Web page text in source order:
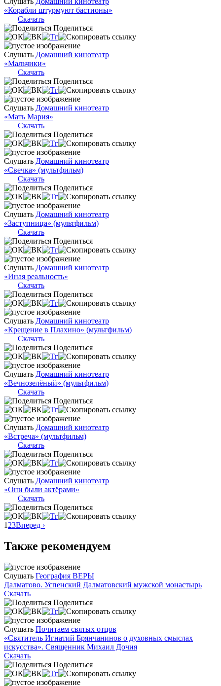
«Корабли штурмуют бастионы»
Скачать
Поделиться
Слушать Домашний кинотеатр
«Мальчики»
Скачать
Поделиться
Слушать Домашний кинотеатр
«Мать Мария»
Скачать
Поделиться
Слушать Домашний кинотеатр
«Свечка» (мультфильм)
Скачать
Поделиться
Слушать Домашний кинотеатр
«Заступница» (мультфильм)
Скачать
Поделиться
Слушать Домашний кинотеатр
«Иная реальность»
Скачать
Поделиться
Слушать Домашний кинотеатр
«Крещение в Плахино» (мультфильм)
Скачать
Поделиться
Слушать Домашний кинотеатр
«Вечнозелёный» (мультфильм)
Скачать
Поделиться
Слушать Домашний кинотеатр
«Встреча» (мультфильм)
Скачать
Поделиться
Слушать Домашний кинотеатр
«Они были актёрами»
Скачать
Поделиться
1 23Вперед ›
Также рекомендуем
Слушать География ВЕРЫ
Далматово. Успенский Далматовский мужской монастырь
Скачать
Поделиться
Слушать Почитаем святых отцов
«Святитель Игнатий Брянчанинов о духовных смыслах
искусства». Священник Михаил Дочия
Скачать
Поделиться